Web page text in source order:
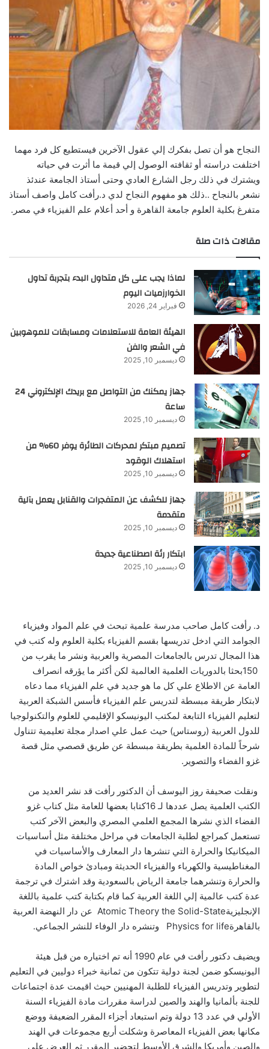
النجاح هو أن تصل بفكرك إلي عقول الآخرين فيستطيع كل فرد مهما
اختلفت دراسته أو ثقافته‮ ‬الوصول إلي قيمة ما أثرت في حياته
ويشترك في ذلك رجل الشارع العادي وحتى أستاذ الجامعة عندئذ
نشعر بالنجاح‮ ..‬ذلك هو مفهوم النجاح لدي د.رأفت كامل واصف أستاذ
متفرغ‮ ‬بكلية العلوم جامعة القاهرة و أحد أعلام علم الفيزياء في مصر‮.‬
مقالات ذات صلة
لماذا يجب على كل متداول البدء بتجربة تداول
الخوارزميات اليوم
فبراير 24, 2026
الهيئة العامة للاستعلامات ومسابقات للموهوبين
في الشعر والفن
ديسمبر 10, 2025
جهاز يمكنك من التواصل مع بريدك الإلكتروني 24
ساعة
ديسمبر 10, 2025
تصميم مبتكر لمحركات الطائرة يوفر 60% من
استهلاك الوقود
ديسمبر 10, 2025
جهاز للكشف عن المتفجرات والقنابل يعمل بآلية
متقدمة
ديسمبر 10, 2025
ابتكار رئة اصطناعية جديدة
ديسمبر 10, 2025
د‮. ‬رأفت كامل صاحب مدرسة علمية تبحث في علم المواد وفيزياء
الجوامد التي ادخل تدريسها بقسم الفيزياء بكلية العلوم وله كتب في
‬150‮ ‬بحثا‮ ‬بالدوريات العلمية العالمية لكن أكثر ما يؤرقه انصراف
العامة عن الاطلاع علي كل ما هو جديد في علم الفيزياء مما دعاه
لابتكار طريقة مبسطة لتدريس علم الفيزياء فأسس الشبكة العربية
لتعليم الفيزياء التابعة لمكتب اليونيسكو الإقليمي للعلوم والتكنولوجيا
للدول العربية‮ (‬روستاس‮) ‬حيث عمل علي اصدار مجلة تعليمية تتناول
‬غزو الفضاء والتصوير‮.‬
‮ ‬ونقلت صحيفة روز اليوسف أن الدكتور رأفت قد نشر العديد من
الكتب العلمية يصل عددها لـ16‮ ‬كتابا بعضها للعامة مثل كتاب‮ ‬غزو
الفضاء الذي نشرها المجمع العلمي المصري والبعض الآخر كتب
تستعمل كمراجع لطلبة الجامعات في مراحل مختلفة مثل أساسيات
الميكانيكا والحرارة التي تنشرها دار المعارف والأساسيات في
المغناطيسية والكهرباء والفيزياء الحديثة ومبادئ خواص المادة
والحرارة وتنشرهما جامعة الرياض بالسعودية وقد اشترك في ترجمة
عدة كتب عالمية إلي اللغة العربية كما قام بكتابة كتب علمية باللغة
الإنجليزية‮ ‬Atomic Theory the Solid-State عن دار النهضة العربية
بالقاهرة‮ ‬Physics for life وتنشره دار الوفاء للنشر الجماعي‮.‬
ويضيف دكتور رأفت في عام‮ ‬1990‮ ‬أنه تم اختياره من قبل هيئة
اليونيسكو ضمن لجنة دولية تتكون من ثمانية خبراء دوليين في التعليم
لتطوير وتدريس الفيزياء للطلبة المهنيين حيث اقيمت عدة اجتماعات
للجنة بألمانيا والهند والصين لدراسة مقررات مادة الفيزياء السنة
الأولي في عدد‮ ‬13‮ ‬دولة وتم استبعاد أجزاء المقرر الضعيفة ووضع
مكانها بعض الفيزياء المعاصرة وشكلت أربع مجموعات في الهند
والصين وأمريكا والشرق الأوسط لتحضير المقرر ثم العرض علي